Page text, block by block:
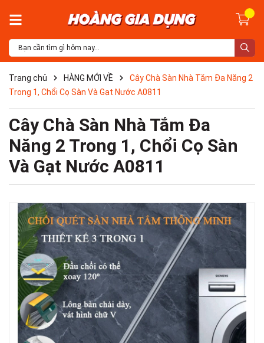
Trang chủ HÀNG MỚI VỀ
Cây Chà Sàn Nhà Tắm Đa Năng 2
Trong 1, Chổi Cọ Sàn Và Gạt Nước A0811
Cây Chà Sàn Nhà Tắm Đa
Năng 2 Trong 1, Chổi Cọ Sàn
Và Gạt Nước A0811